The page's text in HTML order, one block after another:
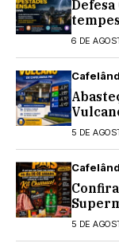
6 DE
5 DE
5 DE